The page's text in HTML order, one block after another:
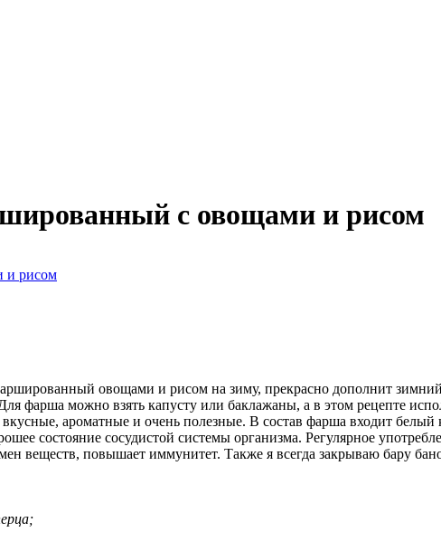
с овощами и рисом
овощами и рисом на зиму, прекрасно дополнит
фарша можно взять капусту или баклажаны, а в этом рецепте
ароматные и очень полезные. В состав фарша входит
состояние сосудистой системы организма. Регулярное
веществ, повышает иммунитет. Также я всегда закрываю бару